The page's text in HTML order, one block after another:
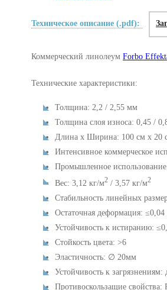
Техническое описание (.pdf):
Коммерческий линолеум Forbo
Технические характеристики:
Толщина: 2,2 / 2,55 мм
Толщина слоя износа: 0,45 /
Длина х Ширина: 100 см x 20
Интенсивное коммерческое
Промышленное
Вес: 3,12 кг/м2 / 3,57 кг/м2
Стабильность линейных
Остаточная деформация:
Устойчивость к истиранию:
Стойкость цвета: >6
Эластичность: ∅ 20мм
Устойчивость к загрязнениям:
Противоскользащие свойства: